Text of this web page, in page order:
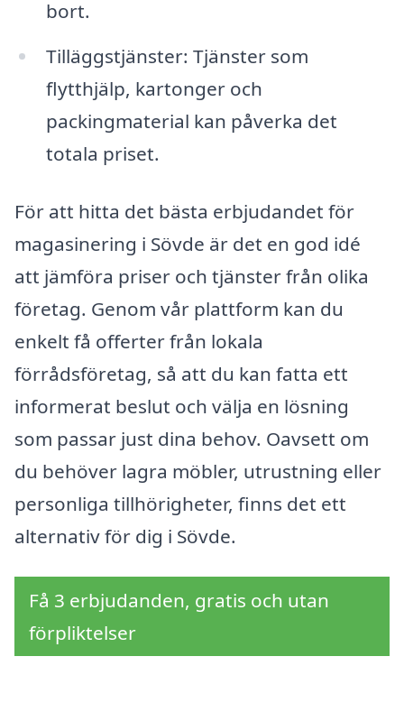
bort.
Tilläggstjänster: Tjänster som
flytthjälp, kartonger och
packingmaterial kan påverka det
totala priset.
För att hitta det bästa erbjudandet för
magasinering i Sövde är det en god idé
att jämföra priser och tjänster från olika
företag. Genom vår plattform kan du
enkelt få offerter från lokala
förrådsföretag, så att du kan fatta ett
informerat beslut och välja en lösning
som passar just dina behov. Oavsett om
du behöver lagra möbler, utrustning eller
personliga tillhörigheter, finns det ett
alternativ för dig i Sövde.
Få 3 erbjudanden, gratis och utan
förpliktelser